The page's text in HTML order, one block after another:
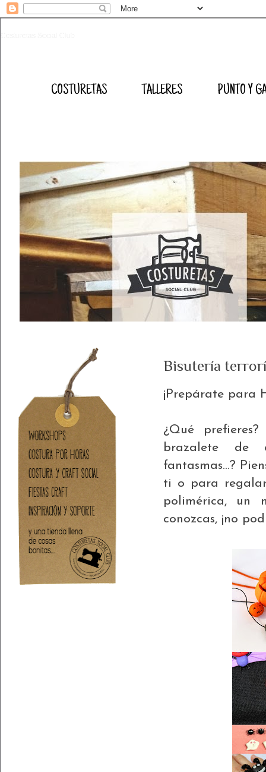
COSTURETAS TALLERES PUNTO Y
Bisutería
¡Prepárate para
¿Qué
brazalete de
fantasmas...?
ti o para
polimérica, un
conozcas, ¡no